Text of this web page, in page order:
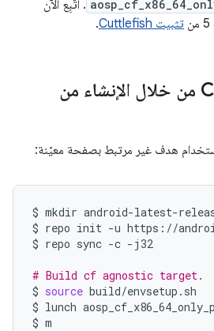
. اتّبِع الآن
تثبيت Cuttlefish .
تشغيل Cuttlefish من خلال الإنشاء من
$ mkdir android-latest-
$ repo init -u https://
$ repo sync -c -j32
# Build cf agnostic target.
$ source build/envsetup.sh
$ lunch
$ m